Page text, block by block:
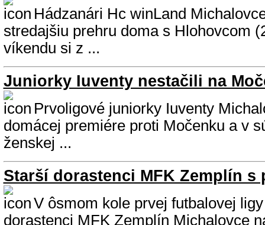
Hádzanári Hc winLand
stredajšiu prehru doma s Hlohovcom
víkendu si z ...
Juniorky Iuventy nestačili na
Prvoligové juniorky Iuventy
domácej premiére proti Močenku a v
ženskej ...
Starší dorastenci MFK Zemplín s
V ôsmom kole prvej futbalovej
dorastenci MFK Zemplín Michalovce